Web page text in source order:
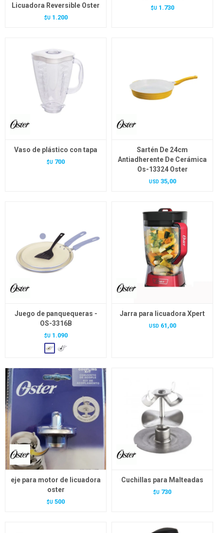
Licuadora Reversible Oster
$U 1.200
$U 1.730
Vaso de plástico con tapa
$U 700
Sartén De 24cm
Antiadherente De Cerámica
Os-13324 Oster
USD 35,00
Juego de panquequeras -
OS-3316B
$U 1.090
Jarra para licuadora Xpert
USD 61,00
eje para motor de licuadora
oster
$U 500
Cuchillas para Malteadas
$U 730